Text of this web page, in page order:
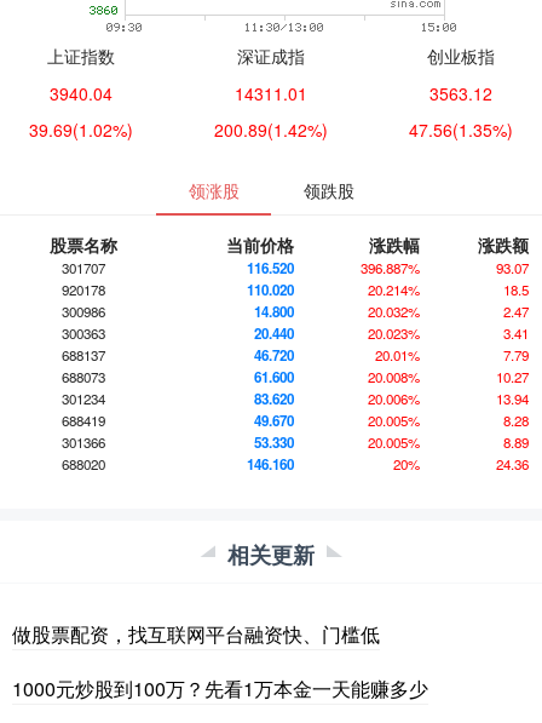
上证指数
3940.04
39.69(1.02%)
深证成指
14311.01
200.89(1.42%)
创业板指
3563.12
47.56(1.35%)
领涨股 领跌股
股票名称 当前价格 涨跌幅 涨跌额
301707 116.520 396.887%
93.07
920178
110.020 20.214%
18.5
300986
14.800 20.032%
2.47
300363
20.440 20.023%
3.41
688137
46.720 20.01%
7.79
688073
61.600 20.008%
10.27
301234
83.620 20.006%
13.94
688419
49.670 20.005%
8.28
301366
53.330 20.005%
8.89
688020
146.160 20% 24.36
相关更新
做股票配资，找互联网平台融资快、门槛低
1000元炒股到100万？先看1万本金一天能赚多少